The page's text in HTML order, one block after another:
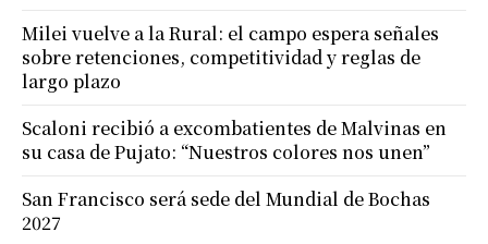
Milei vuelve a la Rural: el campo espera señales
sobre retenciones, competitividad y reglas de
largo plazo
Scaloni recibió a excombatientes de Malvinas en
su casa de Pujato: “Nuestros colores nos unen”
San Francisco será sede del Mundial de Bochas
2027